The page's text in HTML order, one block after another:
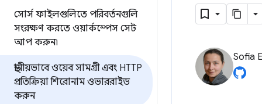
সোর্স ফাইলগুলিতে পরিবর্তনগুলি
সংরক্ষণ করতে ওয়ার্কস্পেস সেট
আপ করুন৷
স্থানীয়ভাবে ওয়েব সামগ্রী এবং HTTP
প্রতিক্রিয়া শিরোনাম ওভাররাইড
করুন
Sofia